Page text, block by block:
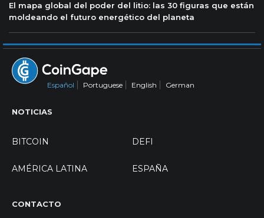
El mapa global del poder del litio: las 30 figuras que están
moldeando el futuro energético del planeta
Español Portuguese English German
NOTICIAS
BITCOIN DEFI
AMÉRICA LATINA ESPAÑA
CONTACTO